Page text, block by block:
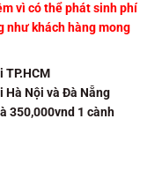
vì có thể phát sinh phí
như khách hàng mong
TP.HCM
Hà Nội và Đà Nẵng
350,000vnd 1 cành